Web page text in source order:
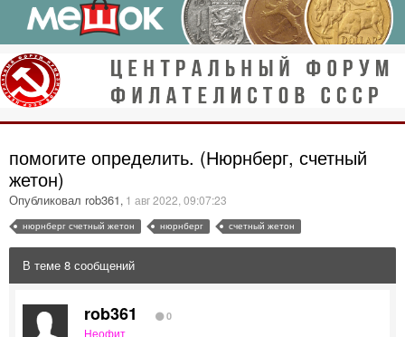
помогите определить. (Нюрнберг, счетный
жетон)
Опубликовал rob361, 1 авг 2022, 09:07:23
нюрнберг счетный жетон нюрнберг счетный жетон
В теме 8 сообщений
rob361 0
Неофит